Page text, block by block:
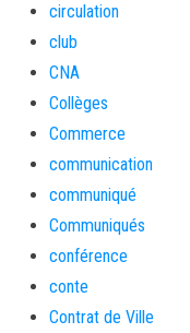
circulation
club
CNA
Collèges
Commerce
communication
communiqué
Communiqués
conférence
conte
Contrat de Ville